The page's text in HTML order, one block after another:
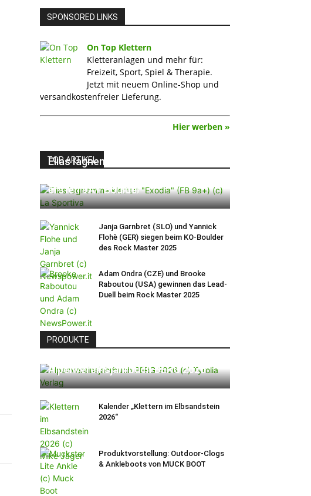
SPONSORED LINKS
On Top Klettern
Kletteranlagen und mehr für:
Freizeit, Sport, Spiel & Therapie.
Jetzt mit neuem Online-Shop und
versandkostenfreier Lieferung.
Hier werben »
TOP ARTIKEL
Elias Iagnemma klettert „Exodia“:
ersten 9A+ Boulder
Janja Garnbret (SLO) und Yannick
Flohè (GER) siegen beim KO-Boulder
des Rock Master 2025
Adam Ondra (CZE) und Brooke
Raboutou (USA) gewinnen das Lead-
Duell beim Rock Master 2025
PRODUKTE
Alpenvereinsjahrbuch BERG 2026
Kalender „Klettern im Elbsandstein
2026“
Produktvorstellung: Outdoor-Clogs
& Ankleboots von MUCK BOOT